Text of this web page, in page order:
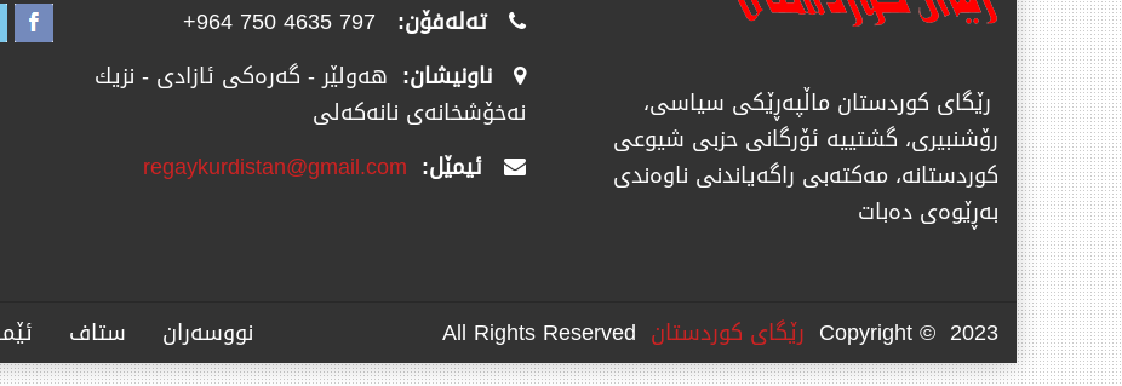
رێگای كوردستان ماڵپەڕێكی سیاسی،
رۆشنبیری، گشتییە ئۆرگانی حزبی شیوعی
كوردستانە، مەكتەبی راگەیاندنی ناوەندی
بەڕێوەی دەبات
تەلەفۆن:
ناونیشان: هەولێر - گەرەکی ئازادی - نزیك
نەخۆشخانەی نانەکەلی
ئیمێل: regaykurdistan@gmail.com
Copyright © 2023 رێگای كوردستان ستاف نووسەران